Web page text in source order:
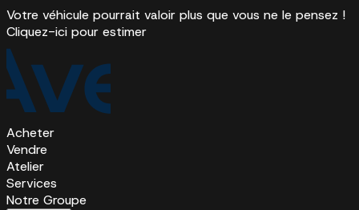
Votre véhicule pourrait valoir plus que vous ne le pensez !
Cliquez-ici pour estimer
Acheter
Vendre
Atelier
Services
Notre Groupe